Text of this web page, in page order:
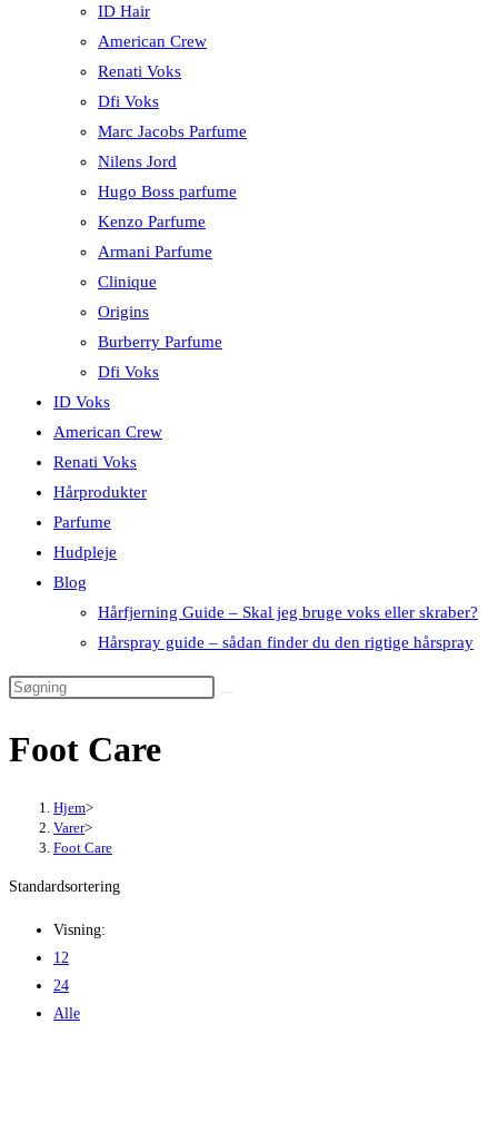
ID Hair
American Crew
Renati Voks
Dfi Voks
Marc Jacobs Parfume
Nilens Jord
Hugo Boss parfume
Kenzo Parfume
Armani Parfume
Clinique
Origins
Burberry Parfume
Dfi Voks
ID Voks
American Crew
Renati Voks
Hårprodukter
Parfume
Hudpleje
Blog
Hårfjerning Guide – Skal jeg bruge voks eller skraber?
Hårspray guide – sådan finder du den rigtige hårspray
Foot Care
Hjem>
Varer>
Foot Care
Standardsortering
Visning:
12
24
Alle